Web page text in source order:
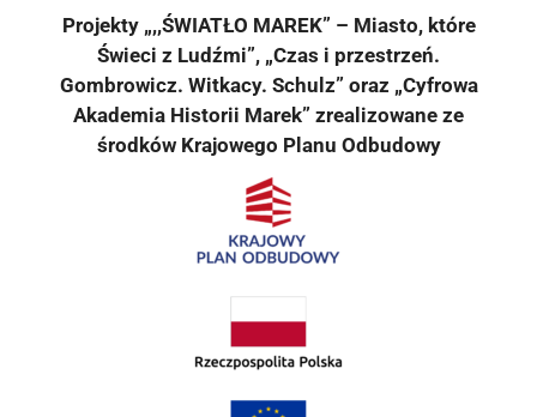
Projekty „,,ŚWIATŁO MAREK” – Miasto, które
Świeci z Ludźmi”, „Czas i przestrzeń.
Gombrowicz. Witkacy. Schulz” oraz „Cyfrowa
Akademia Historii Marek” zrealizowane ze
środków Krajowego Planu Odbudowy